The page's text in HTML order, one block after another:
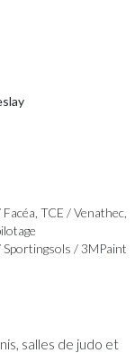
TCE / Venathec,
/ 3MPaint
salles de judo et